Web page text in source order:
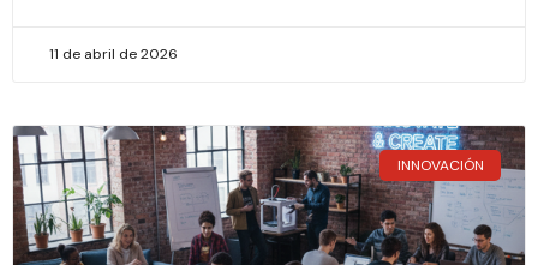
11 de abril de 2026
INNOVACIÓN